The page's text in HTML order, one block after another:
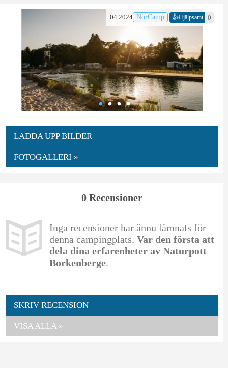
04.2024 NorCamp 👍Hjälpsamt 0
LADDA UPP BILDER
FOTOGALLERI »
0 Recensioner
Inga recensioner har ännu lämnats för
denna campingplats. Var den första att
dela dina erfarenheter av Naturpott
Borkenberge.
SKRIV RECENSION
VISA ALLA »